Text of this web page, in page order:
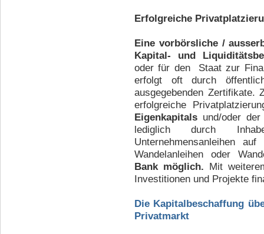
Erfolgreiche
Eine vorbörsliche /
Kapital- und
oder für den Staat zur
erfolgt oft durch
ausgegebenden Zertifikate.
erfolgreiche
Eigenkapitals und/oder
lediglich durch
Unternehmensanleihen
Wandelanleihen oder
Bank möglich. Mit
Investitionen und Projekte
Die Kapitalbeschaffung
Privatmarkt